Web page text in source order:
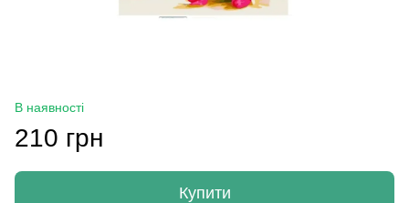
В наявності
210 грн
Купити